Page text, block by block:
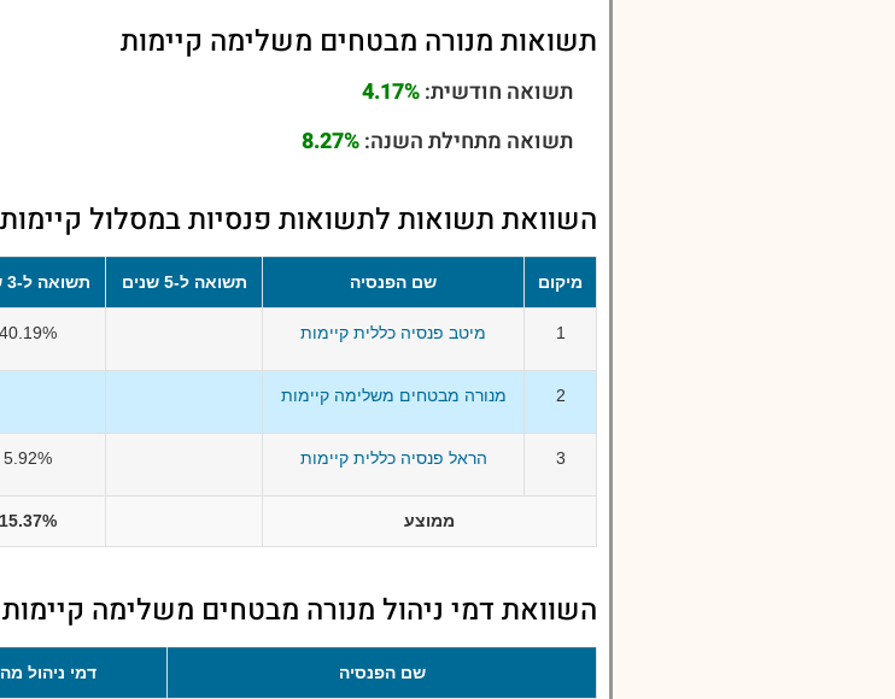
תשואות מנורה מבטחים משלימה קיימות
תשואה חודשית:4.17%
תשואה מתחילת השנה:8.27%
השוואת תשואות לתשואות פנסיות במסלול
מיקום שם הפנסיה תשואה ל-5 שנים תשואה ל-3 שנים
1 מיטב פנסיה כללית קיימות 40.19%
2 מנורה מבטחים משלימה קיימות
3 הראל פנסיה כללית קיימות 5.92%
ממוצע 15.37%
השוואת דמי ניהול מנורה מבטחים משלימה
שם הפנסיה דמי ניהול